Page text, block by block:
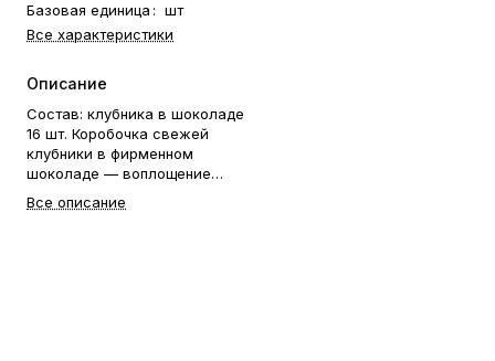
Базовая единица : шт
Все характеристики
Описание
Состав: клубника в шоколаде
16 шт. Коробочка свежей
клубники в фирменном
шоколаде — воплощение
— сочные ягоды отборной
Все описание